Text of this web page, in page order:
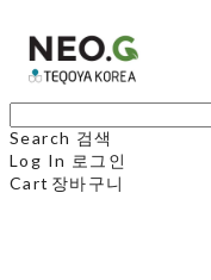
Search 검색
Log In 로그인
Cart 장바구니